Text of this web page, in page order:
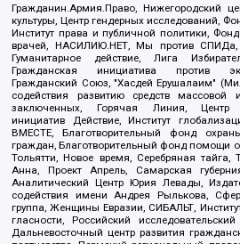
Гражданин.Армия.Право, Нижегородский
культуры, Центр гендерных исследований,
Институт права и публичной политики,
врачей, НАСИЛИЮ.НЕТ, Мы против СПИДа,
Гуманитарное действие, Лига
Гражданская инициатива против
Гражданский Союз, "Хасдей Ерушалаим"
содействия развитию средств
заключенных, Горячая Линия, Центр
инициатив Действие, Институт
ВМЕСТЕ, Благотворительный фонд
граждан, Благотворительный фонд помощи
Тольятти, Новое время, Серебряная тайга,
Анна, Проект Апрель, Самарская
Аналитический Центр Юрия Левады,
содействия имени Андрея Рылькова,
группа, Женщины Евразии, СИБАЛЬТ,
гласности, Российский
Дальневосточный центр развития